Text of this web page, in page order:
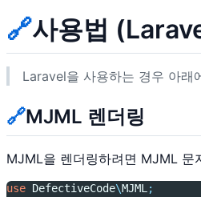
🔗사용법
Laravel을 사용하는 경우 아래
🔗MJML 렌더링
MJML을 렌더링하려면 MJML 문
use DefectiveCode\MJML ;